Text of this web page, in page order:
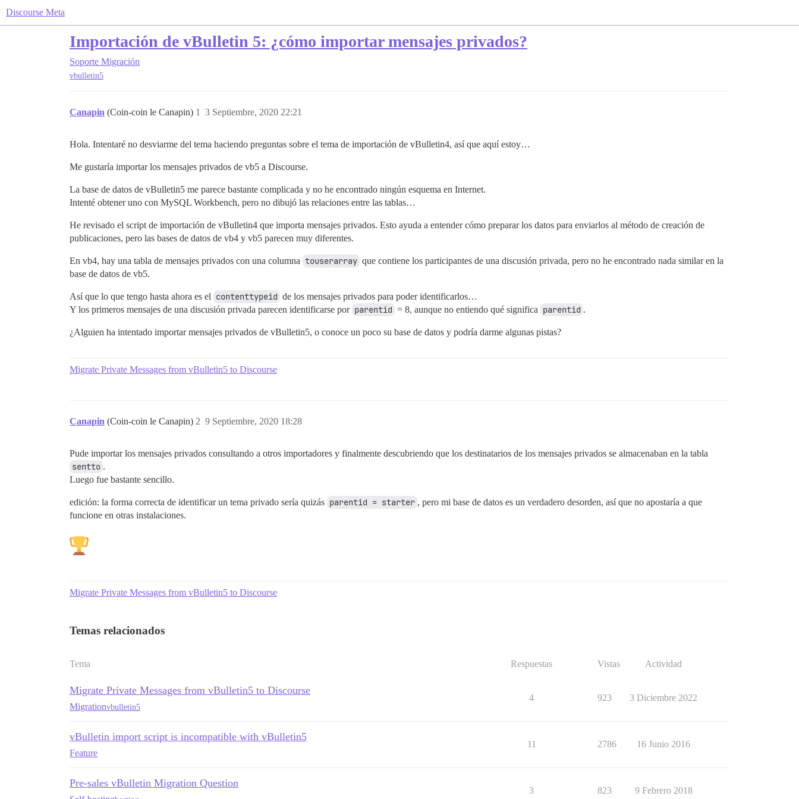
Discourse Meta
Importación de vBulletin 5: ¿cómo importar mensajes privados?
Soporte Migración
vbulletin5
Canapin (Coin-coin le Canapin) 3 Septiembre, 2020 22:21
1
Hola. Intentaré no desviarme del tema haciendo preguntas sobre el tema de importación de vBulletin4, así que aquí estoy…
Me gustaría importar los mensajes privados de vb5 a Discourse.
La base de datos de vBulletin5 me parece bastante complicada y no he encontrado ningún esquema en Internet.
Intenté obtener uno con MySQL Workbench, pero no dibujó las relaciones entre las tablas…
He revisado el script de importación de vBulletin4 que importa mensajes privados. Esto ayuda a entender cómo preparar los datos para enviarlos al método de creación de
publicaciones, pero las bases de datos de vb4 y vb5 parecen muy diferentes.
En vb4, hay una tabla de mensajes privados con una columna touserarray que contiene los participantes de una discusión privada, pero no he encontrado nada similar en la
base de datos de vb5.
Así que lo que tengo hasta ahora es el contenttypeid de los mensajes privados para poder identificarlos…
Y los primeros mensajes de una discusión privada parecen identificarse por parentid = 8, aunque no entiendo qué significa parentid .
¿Alguien ha intentado importar mensajes privados de vBulletin5, o conoce un poco su base de datos y podría darme algunas pistas?
Migrate Private Messages from vBulletin5 to Discourse
Canapin (Coin-coin le Canapin) 9 Septiembre, 2020 18:28
2
Pude importar los mensajes privados consultando a otros importadores y finalmente descubriendo que los destinatarios de los mensajes privados se almacenaban en la tabla
sentto .
Luego fue bastante sencillo.
edición: la forma correcta de identificar un tema privado sería quizás parentid = starter , pero mi base de datos es un verdadero desorden, así que no apostaría a que
funcione en otras instalaciones.
Migrate Private Messages from vBulletin5 to Discourse
Temas relacionados
Tema Respuestas Vistas Actividad
Migrate Private Messages from vBulletin5 to Discourse
Migrationvbulletin5
4 923 3 Diciembre 2022
vBulletin import script is incompatible with vBulletin5
Feature
11 2786 16 Junio 2016
Pre-sales vBulletin Migration Question
3 823 9 Febrero 2018